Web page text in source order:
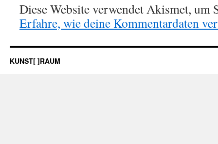
Diese Website verwendet Akismet, um
Erfahre, wie deine Kommentardaten
KUNST[ ]RAUM